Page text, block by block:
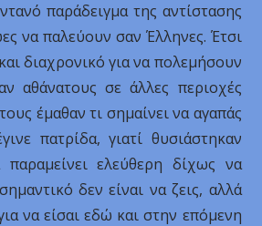
παράδειγμα της αντίστασης
να παλεύουν σαν Έλληνες. Έτσι
διαχρονικό για να πολεμήσουν
αθάνατους σε άλλες περιοχές
έμαθαν τι σημαίνει να αγαπάς
πατρίδα, γιατί θυσιάστηκαν
ελεύθερη δίχως να
δεν είναι να ζεις, αλλά
να είσαι εδώ και στην επόμενη